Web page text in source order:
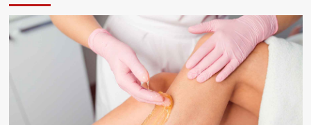
3
їсти.
Область
Буковинські Герої: 2 Серпня
Прощаються Із Двома Захисниками
України